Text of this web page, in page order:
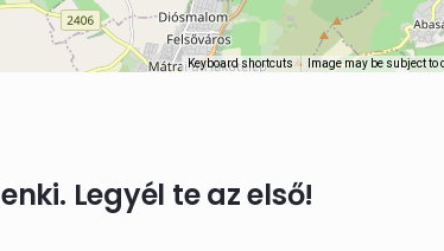
Keyboard shortcuts Image may be subject to
Legyél te az első!